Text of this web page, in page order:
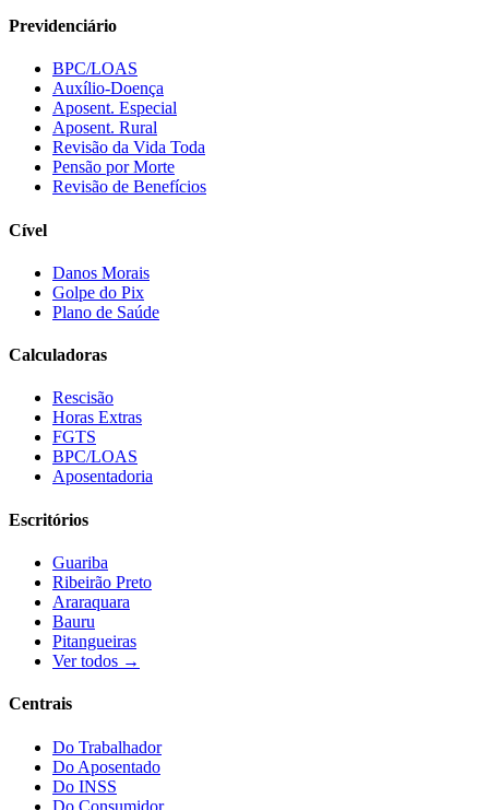
Previdenciário
BPC/LOAS
Auxílio-Doença
Aposent. Especial
Aposent. Rural
Revisão da Vida Toda
Pensão por Morte
Revisão de Benefícios
Cível
Danos Morais
Golpe do Pix
Plano de Saúde
Calculadoras
Rescisão
Horas Extras
FGTS
BPC/LOAS
Aposentadoria
Escritórios
Guariba
Ribeirão Preto
Araraquara
Bauru
Pitangueiras
Ver todos →
Centrais
Do Trabalhador
Do Aposentado
Do INSS
Do Consumidor